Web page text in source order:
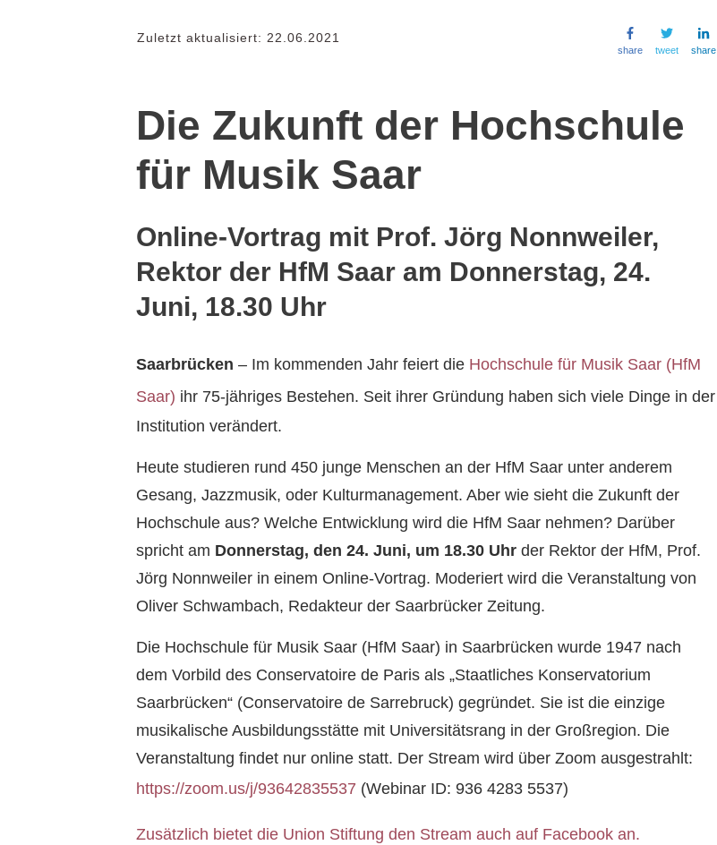
Zuletzt aktualisiert: 22.06.2021
share tweet share
Die Zukunft der Hochschule
für Musik Saar
Online-Vortrag mit Prof. Jörg Nonnweiler,
Rektor der HfM Saar am Donnerstag, 24.
Juni, 18.30 Uhr
Saarbrücken – Im kommenden Jahr feiert die Hochschule für Musik Saar (HfM
Saar) ihr 75-jähriges Bestehen. Seit ihrer Gründung haben sich viele Dinge in der
Institution verändert.
Heute studieren rund 450 junge Menschen an der HfM Saar unter anderem
Gesang, Jazzmusik, oder Kulturmanagement. Aber wie sieht die Zukunft der
Hochschule aus? Welche Entwicklung wird die HfM Saar nehmen? Darüber
spricht am Donnerstag, den 24. Juni, um 18.30 Uhr der Rektor der HfM, Prof.
Jörg Nonnweiler in einem Online-Vortrag. Moderiert wird die Veranstaltung von
Oliver Schwambach, Redakteur der Saarbrücker Zeitung.
Die Hochschule für Musik Saar (HfM Saar) in Saarbrücken wurde 1947 nach
dem Vorbild des Conservatoire de Paris als „Staatliches Konservatorium
Saarbrücken“ (Conservatoire de Sarrebruck) gegründet. Sie ist die einzige
musikalische Ausbildungsstätte mit Universitätsrang in der Großregion. Die
Veranstaltung findet nur online statt. Der Stream wird über Zoom ausgestrahlt:
https://zoom.us/j/93642835537 (Webinar ID: 936 4283 5537)
Zusätzlich bietet die Union Stiftung den Stream auch auf Facebook an.